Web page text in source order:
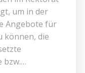
um in der
Angebote für
können, die
bzw.…